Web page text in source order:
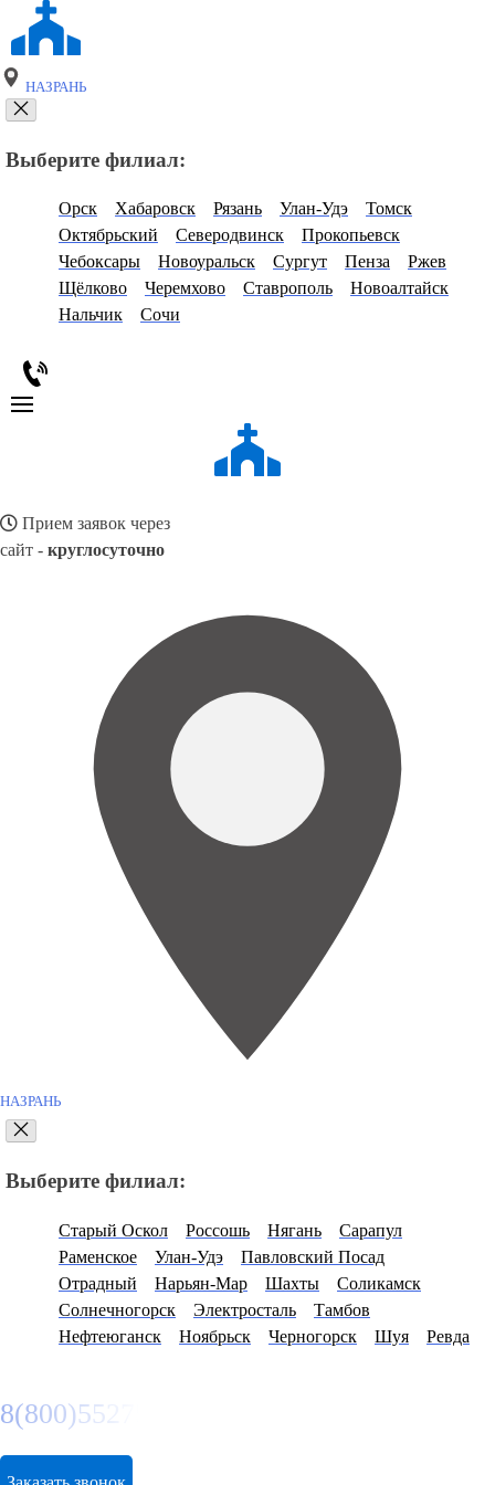
НАЗРАНЬ
Выберите филиал:
Орск Хабаровск Рязань Улан-Удэ
Томск
Октябрьский
Северодвинск
Прокопьевск
Чебоксары
Новоуральск Сургут Пенза
Ржев
Щёлково
Черемхово Ставрополь
Новоалтайск
Нальчик
Сочи
Прием заявок через
сайт - круглосуточно
НАЗРАНЬ
Выберите филиал:
Старый Оскол Россошь Нягань
Сарапул
Раменское
Улан-Удэ
Павловский Посад
Отрадный
Нарьян-Мар Шахты
Соликамск
Солнечногорск
Электросталь
Тамбов
Нефтеюганск
Ноябрьск Черногорск Шуя Ревда
8(800)5527584